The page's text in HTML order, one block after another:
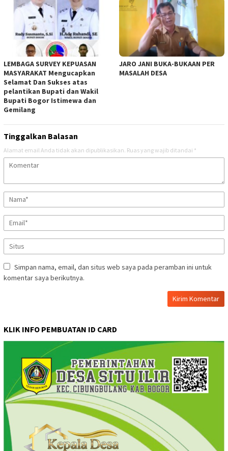
LEMBAGA SURVEY KEPUASAN
MASYARAKAT Mengucapkan
Selamat Dan Sukses atas
pelantikan Bupati dan Wakil
Bupati Bogor Istimewa dan
Gemilang
JARO JANI BUKA-BUKAAN PER
MASALAH DESA
Tinggalkan Balasan
Alamat email Anda tidak akan dipublikasikan. Ruas yang wajib ditandai *
Simpan nama, email, dan situs web saya pada peramban ini untuk
komentar saya berikutnya.
KLIK INFO PEMBUATAN ID CARD